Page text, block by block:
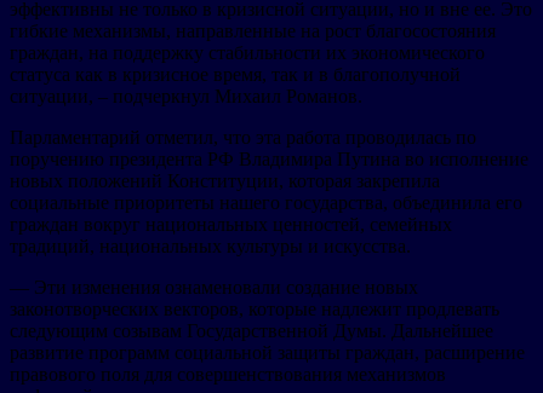
эффективны не только в кризисной ситуации, но и вне ее. Это
гибкие механизмы, направленные на рост благосостояния
граждан, на поддержку стабильности их экономического
статуса как в кризисное время, так и в благополучной
ситуации, – подчеркнул Михаил Романов.
Парламентарий отметил, что эта работа проводилась по
поручению президента РФ Владимира Путина во исполнение
новых положений Конституции, которая закрепила
социальные приоритеты нашего государства, объединила его
граждан вокруг национальных ценностей, семейных
традиций, национальных культуры и искусства.
— Эти изменения ознаменовали создание новых
законотворческих векторов, которые надлежит продлевать
следующим созывам Государственной Думы. Дальнейшее
развитие программ социальной защиты граждан, расширение
правового поля для совершенствования механизмов